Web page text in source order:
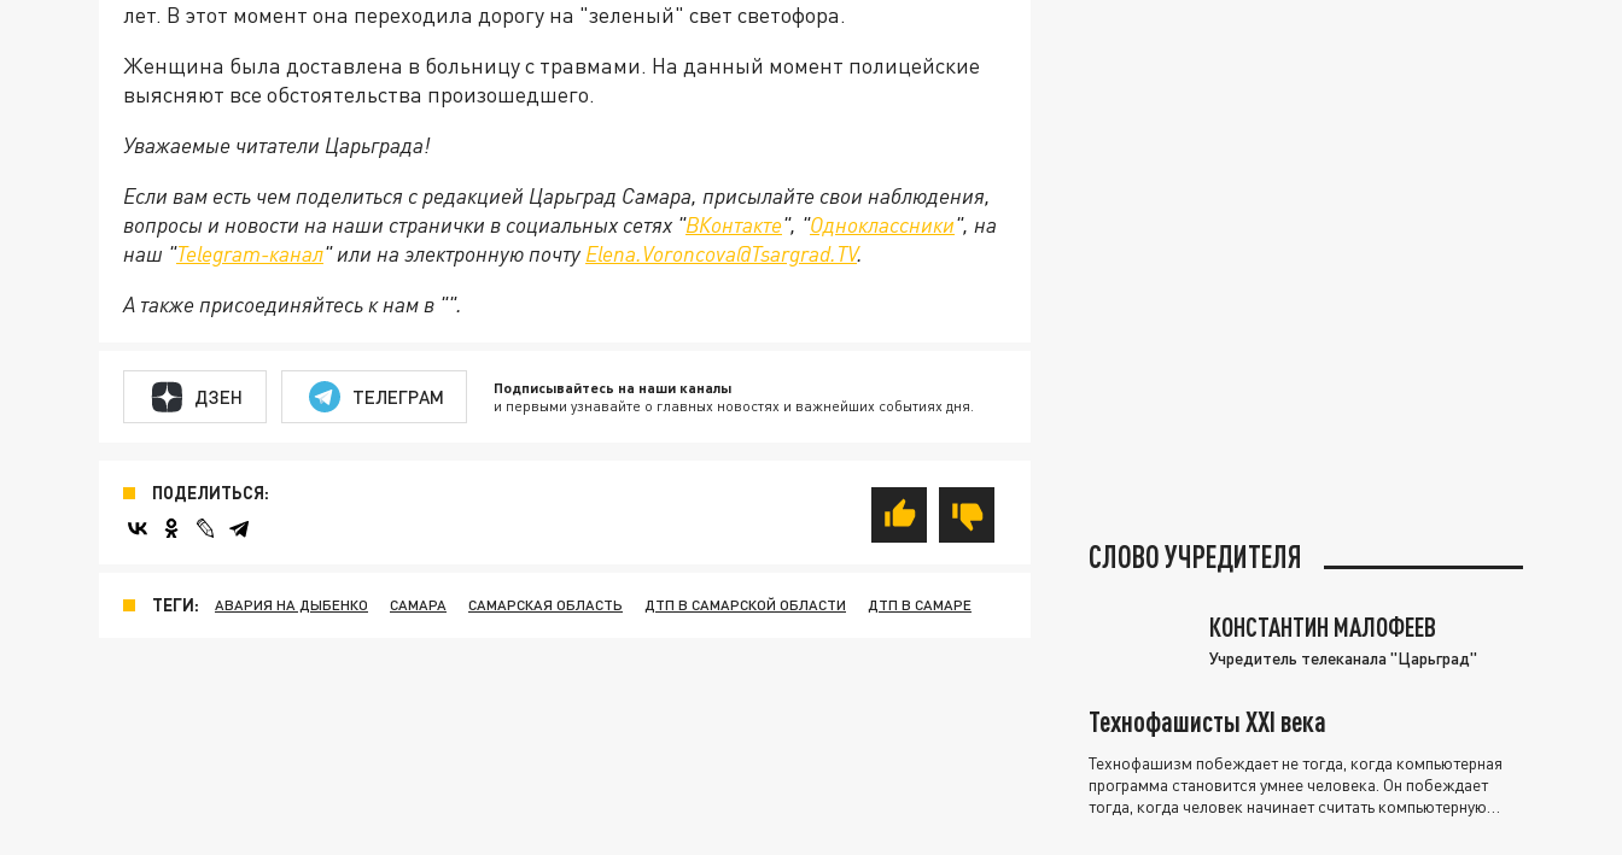
лет. В этот момент она переходила дорогу на "зеленый" свет светофора.
Женщина была доставлена в больницу с травмами. На данный момент полицейские
выясняют все обстоятельства произошедшего.
Уважаемые читатели Царьграда!
Если вам есть чем поделиться с редакцией Царьград Самара, присылайте свои наблюдения,
вопросы и новости на наши странички в социальных сетях "ВКонтакте", "Одноклассники", на
наш "Telegram-канал" или на электронную почту Elena.Voroncova@Tsargrad.TV.
А также присоединяйтесь к нам в "".
ДЗЕН ТЕЛЕГРАМ Подписывайтесь на наши каналы
и первыми узнавайте о главных новостях и важнейших событиях дня.
ПОДЕЛИТЬСЯ:
ТЕГИ: АВАРИЯ НА ДЫБЕНКО САМАРА САМАРСКАЯ ОБЛАСТЬ ДТП В САМАРСКОЙ ОБЛАСТИ ДТП В САМАРЕ
СЛОВО УЧРЕДИТЕЛЯ
КОНСТАНТИН МАЛОФЕЕВ
Учредитель телеканала "Царьград"
Технофашисты XXI века
Технофашизм побеждает не тогда, когда компьютерная
программа становится умнее человека. Он побеждает
тогда, когда человек начинает считать компьютерную